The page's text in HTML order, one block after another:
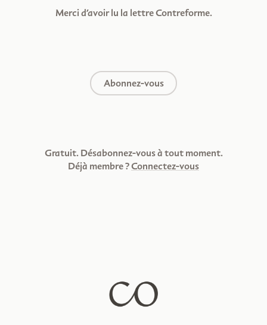
Merci d’avoir lu la lettre Contreforme.
Abonnez-vous
Gratuit. Désabonnez-vous à tout moment.
Déjà membre ?Connectez-vous